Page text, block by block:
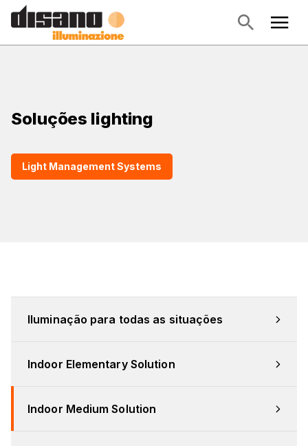
Soluções lighting
Light Management Systems
Iluminação para todas as situações
Indoor Elementary Solution
Indoor Medium Solution